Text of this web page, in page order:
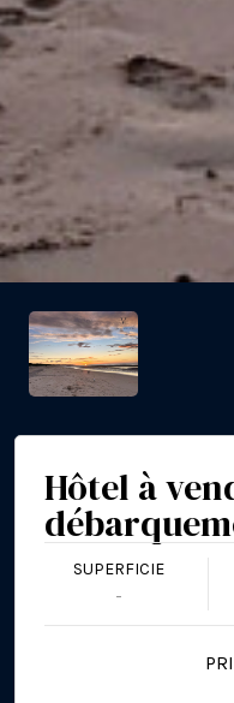
Hôtel à
SUPERFICIE
-